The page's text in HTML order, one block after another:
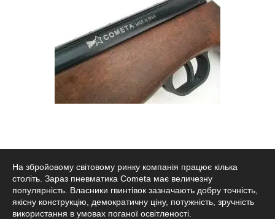
На збройовому світовому ринку компанія працює кілька
століть. Зараз пневматика Cometa має величезну
популярність. Власники гвинтівок зазначають добру точність,
якісну конструкцію, демократичну ціну, потужність, зручність
використання в умовах поганої освітленості.